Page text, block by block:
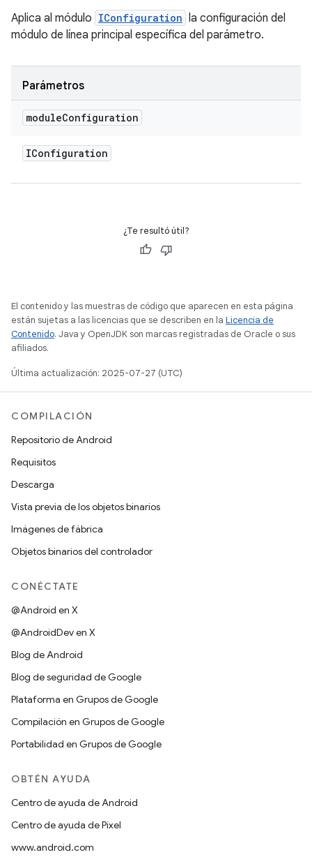
Aplica al módulo IConfiguration la configuración del
módulo de línea principal específica del parámetro.
Parámetros
moduleConfiguration
IConfiguration
¿Te resultó útil?
El contenido y las muestras de código que aparecen en esta página
están sujetas a las licencias que se describen en la Licencia de
Contenido. Java y OpenJDK son marcas registradas de Oracle o sus
afiliados.
Última actualización: 2025-07-27 (UTC)
COMPILACIÓN
Repositorio de Android
Requisitos
Descarga
Vista previa de los objetos binarios
Imágenes de fábrica
Objetos binarios del controlador
CONÉCTATE
@Android en X
@AndroidDev en X
Blog de Android
Blog de seguridad de Google
Plataforma en Grupos de Google
Compilación en Grupos de Google
Portabilidad en Grupos de Google
OBTÉN AYUDA
Centro de ayuda de Android
Centro de ayuda de Pixel
www.android.com